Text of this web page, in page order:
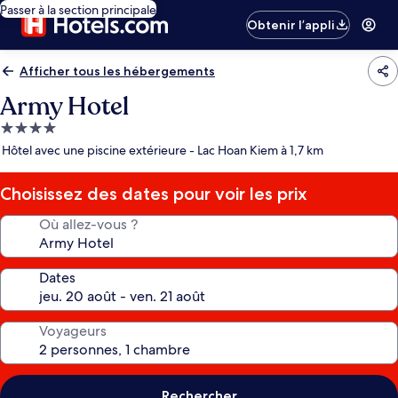
Passer à la section principale
Obtenir l’appli
Afficher tous les hébergements
Army Hotel
Hébergement
4.0 étoiles
Hôtel avec une piscine extérieure - Lac Hoan Kiem à 1,7 km
Choisissez des dates pour voir les prix
Où allez-vous ?
Dates
Voyageurs